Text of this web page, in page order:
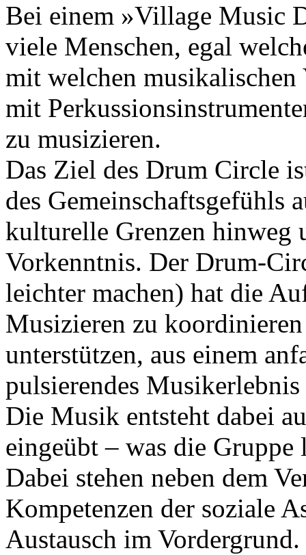
Bei einem »Village Music
viele Menschen, egal
mit welchen musikalischen
mit
zu musizieren.
Das Ziel des Drum Circle
des Gemeinschaftsgefühls
kulturelle Grenzen hinweg
Vorkenntnis. Der Drum-
leichter machen) hat die
Musizieren zu
unterstützen, aus einem
pulsierendes
Die Musik entsteht dabei
eingeübt – was die
Dabei stehen neben dem
Kompetenzen der soziale
Austausch im Vordergrund.